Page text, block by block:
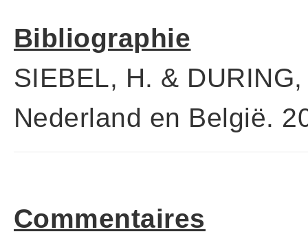
Bibliographie
SIEBEL, H. &
Nederland en België.
Commentaires